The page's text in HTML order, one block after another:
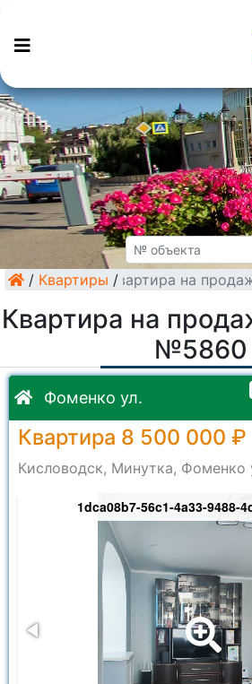
/ Квартиры /
Квартира на
Квартира на
№5860
Фоменко ул.
Квартира 8 500 000 ₽
Кисловодск, Минутка, Фоменко
1dca08b7-56c1-4a33-9488-